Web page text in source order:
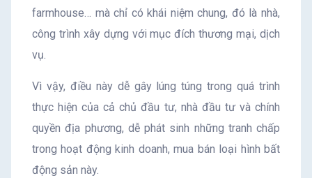
farmhouse… mà chỉ có khái niệm chung, đó là nhà,
công trình xây dựng với mục đích thương mại, dịch
vụ.
Vì vậy, điều này dễ gây lúng túng trong quá trình
thực hiện của cả chủ đầu tư, nhà đầu tư và chính
quyền địa phương, dễ phát sinh những tranh chấp
trong hoạt động kinh doanh, mua bán loại hình bất
động sản này.